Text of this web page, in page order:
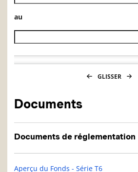
au
Date de fin de l’historique des VL
GLISSER
Documents
Documents de réglementation
Aperçu du Fonds - Série T6